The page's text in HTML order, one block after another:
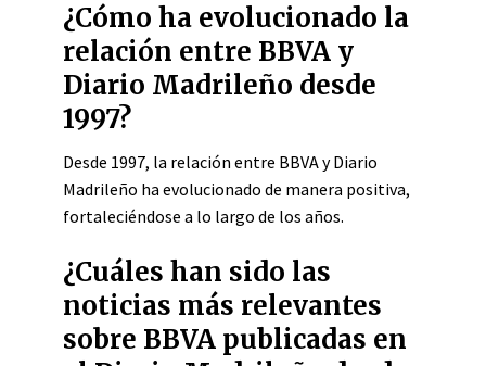
¿Cómo ha evolucionado la
relación entre BBVA y
Diario Madrileño desde
1997?
Desde 1997, la relación entre BBVA y Diario
Madrileño ha evolucionado de manera positiva,
fortaleciéndose a lo largo de los años.
¿Cuáles han sido las
noticias más relevantes
sobre BBVA publicadas en